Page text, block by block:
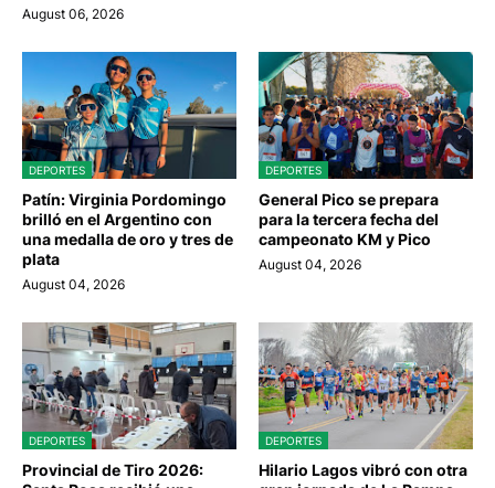
August 06, 2026
DEPORTES
Patín: Virginia Pordomingo
brilló en el Argentino con
una medalla de oro y tres de
plata
August 04, 2026
DEPORTES
General Pico se prepara
para la tercera fecha del
campeonato KM y Pico
August 04, 2026
DEPORTES
Provincial de Tiro 2026:
DEPORTES
Hilario Lagos vibró con otra